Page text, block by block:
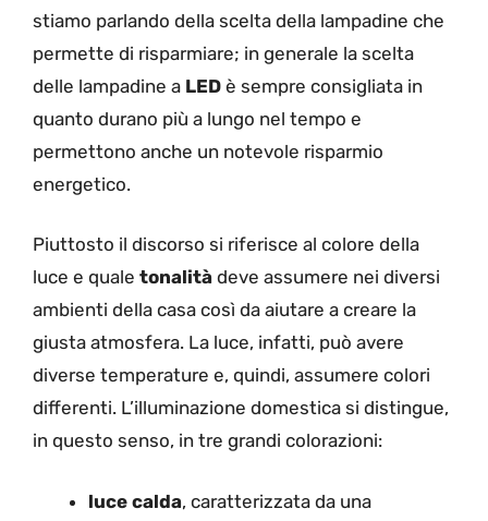
stiamo parlando della scelta della lampadine che
permette di risparmiare; in generale la scelta
delle lampadine a LED è sempre consigliata in
quanto durano più a lungo nel tempo e
permettono anche un notevole risparmio
energetico.
Piuttosto il discorso si riferisce al colore della
luce e quale tonalità deve assumere nei diversi
ambienti della casa così da aiutare a creare la
giusta atmosfera. La luce, infatti, può avere
diverse temperature e, quindi, assumere colori
differenti. L’illuminazione domestica si distingue,
in questo senso, in tre grandi colorazioni:
luce calda, caratterizzata da una